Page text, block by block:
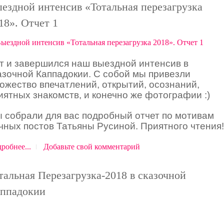
интенсив «Тотальная перезагрузка
Отчет 1
и завершился наш выездной интенсив в
Каппадокии. С собой мы привезли
впечатлений, открытий, осознаний,
знакомств, и конечно же фотографии :)
для вас подробный отчет по мотивам
постов Татьяны Русиной. Приятного чтения!
Добавьте свой комментарий
Перезагрузка-2018 в сказочной